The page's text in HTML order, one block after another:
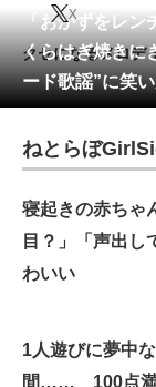
会員記事
メディア
注目記事を集め
ITの今と未来を
スマホと通信の
進化するPCと
ビジネスと働き
「おかずをレン
くらはぎ焼きに
ード歌謡”に笑
X
クセになるメロデ
ねとらぼ
寝起きの赤ちゃ
目？」「声出
わいい
1人遊びに夢中
間…… 100点満